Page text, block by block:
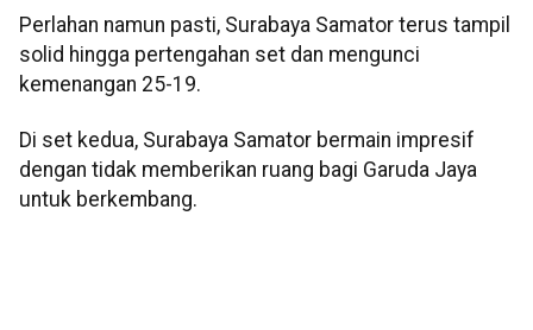
Perlahan namun pasti, Surabaya Samator terus tampil
solid hingga pertengahan set dan mengunci
kemenangan 25-19.
Di set kedua, Surabaya Samator bermain impresif
dengan tidak memberikan ruang bagi Garuda Jaya
untuk berkembang.